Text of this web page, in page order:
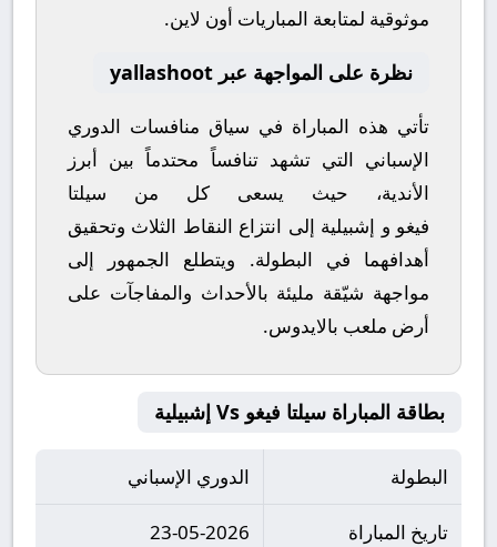
موثوقية لمتابعة المباريات أون لاين.
نظرة على المواجهة عبر yallashoot
تأتي هذه المباراة في سياق منافسات الدوري
الإسباني التي تشهد تنافساً محتدماً بين أبرز
الأندية، حيث يسعى كل من سيلتا
فيغو و إشبيلية إلى انتزاع النقاط الثلاث وتحقيق
أهدافهما في البطولة. ويتطلع الجمهور إلى
مواجهة شيّقة مليئة بالأحداث والمفاجآت على
أرض ملعب بالايدوس.
بطاقة المباراة سيلتا فيغو Vs إشبيلية
البطولة الدوري الإسباني
تاريخ المباراة 23-05-2026